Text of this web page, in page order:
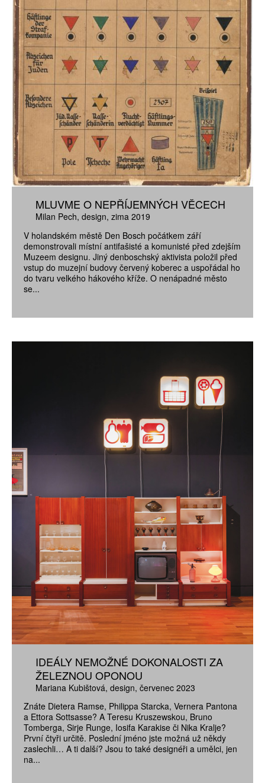
MLUVME O NEPŘÍJEMNÝCH VĚCECH
Milan Pech design zima 2019
V holandském městě Den Bosch počátkem září
demonstrovali místní antifašisté a komunisté před zdejším
Muzeem designu. Jiný denboschský aktivista položil před
vstup do muzejní budovy červený koberec a uspořádal ho
do tvaru velkého hákového kříže. O nenápadné město
se...
IDEÁLY NEMOŽNÉ DOKONALOSTI ZA
ŽELEZNOU OPONOU
Mariana Kubištová design červenec 2023
Znáte Dietera Ramse, Philippa Starcka, Vernera Pantona
a Ettora Sottsasse? A Teresu Kruszewskou, Bruno
Tomberga, Sirje Runge, Iosifa Karakise či Nika Kralje?
První čtyři určitě. Poslední jméno jste možná už někdy
zaslechli… A ti další? Jsou to také designéři a umělci, jen
na...